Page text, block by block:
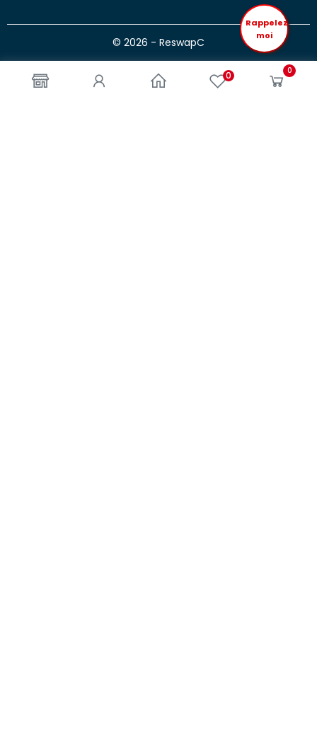
0 0
© 2026 - ReswapC
Rappelez
moi